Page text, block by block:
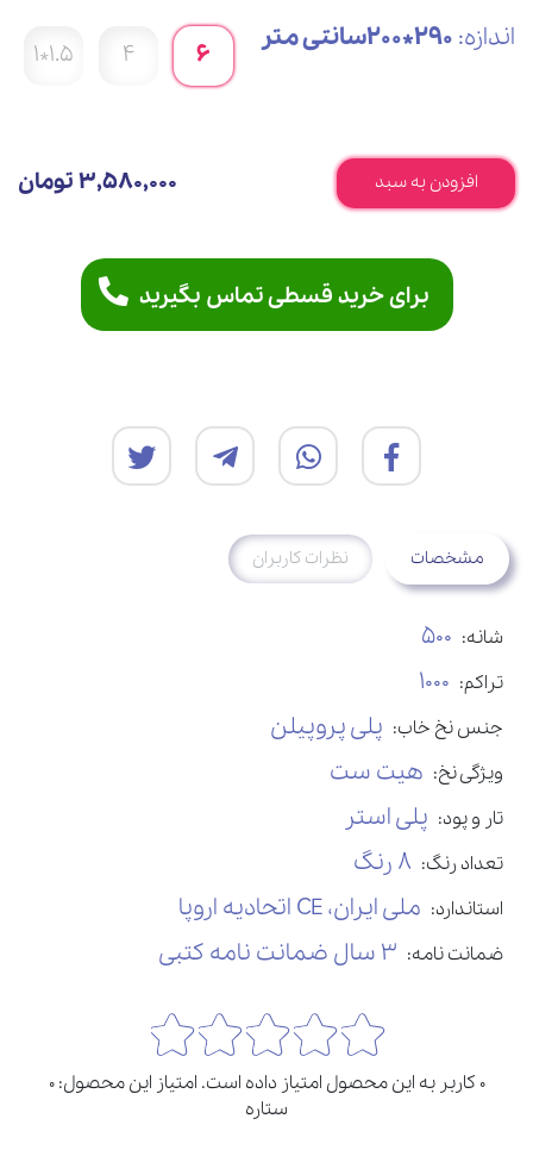
اندازه: 290*200سانتی متر 6
4
1.5*1
افزودن به سبد 3,580,000 تومان
برای خرید قسطی تماس بگیرید
مشخصات نظرات کاربران
شانه: 500
تراکم: 1000
جنس نخ خاب: پلی پروپیلن
ویژگی نخ: هیت ست
تار و پود: پلی استر
تعداد رنگ: 8 رنگ
استاندارد: ملی ایران، CE اتحادیه اروپا
ضمانت نامه: 3 سال ضمانت نامه کتبی
0 کاربر به این محصول امتیاز داده است. امتیاز این محصول: 0
ستاره